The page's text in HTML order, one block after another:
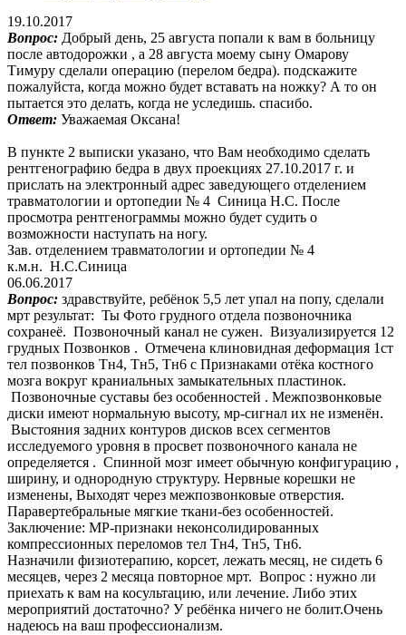
19.10.2017
Вопрос: Добрый день, 25 августа попали к вам в больницу
после автодорожки , а 28 августа моему сыну Омарову
Тимуру сделали операцию (перелом бедра). подскажите
пожалуйста, когда можно будет вставать на ножку? А то он
пытается это делать, когда не уследишь. спасибо.
Ответ: Уважаемая Оксана!
В пункте 2 выписки указано, что Вам необходимо сделать
рентгенографию бедра в двух проекциях 27.10.2017 г. и
прислать на электронный адрес заведующего отделением
травматологии и ортопедии № 4 Синица Н.С. После
просмотра рентгенограммы можно будет судить о
возможности наступать на ногу.
Зав. отделением травматологии и ортопедии № 4
к.м.н. Н.С.Синица
06.06.2017
Вопрос: здравствуйте, ребёнок 5,5 лет упал на попу, сделали
мрт результат: Ты Фото грудного отдела позвоночника
сохранеё. Позвоночный канал не сужен. Визуализируется 12
грудных Позвонков . Отмечена клиновидная деформация 1ст
тел позвонков Тн4, Тн5, Тн6 с Признаками отёка костного
мозга вокруг краниальных замыкательных пластинок.
Позвоночные суставы без особенностей . Межпозвонковые
диски имеют нормальную высоту, мр-сигнал их не изменён.
Выстояния задних контуров дисков всех сегментов
исследуемого уровня в просвет позвоночного канала не
определяется . Спинной мозг имеет обычную конфигурацию ,
ширину, и однородную структуру. Нервные корешки не
изменены, Выходят через межпозвонковые отверстия.
Паравертебральные мягкие ткани-без особенностей.
Заключение: МР-признаки неконсолидированных
компрессионных переломов тел Тн4, Тн5, Тн6.
Назначили физиотерапию, корсет, лежать месяц, не сидеть 6
месяцев, через 2 месяца повторное мрт. Вопрос : нужно ли
приехать к вам на косультацию, или лечение. Либо этих
мероприятий достаточно? У ребёнка ничего не болит.Очень
надеюсь на ваш профессионализм.